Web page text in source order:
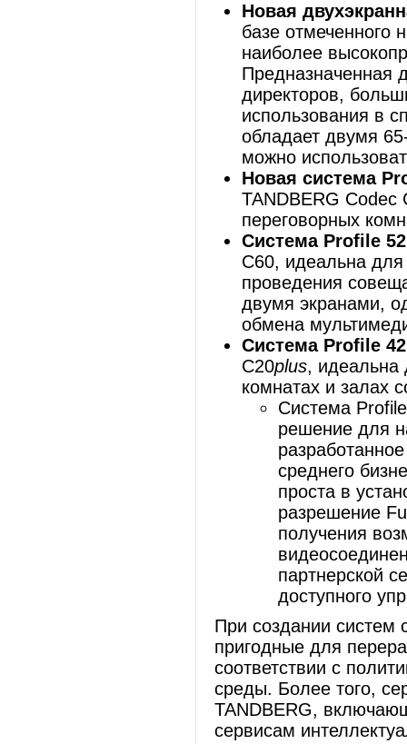
Новая
базе отмеченного
наиболее
Предназначенная
директоров,
использования в
обладает двумя
можно
Новая система
TANDBERG Codec
переговорных
Система Profile
C60, идеальна для
проведения
двумя экранами,
обмена
Система Profile
C20plus, идеальна
комнатах и залах
Система
решение для
среднего
проста в
разрешение
получения
партнерской
доступного
При создании систем
пригодные для
соответствии с
среды. Более того,
TANDBERG,
сервисам